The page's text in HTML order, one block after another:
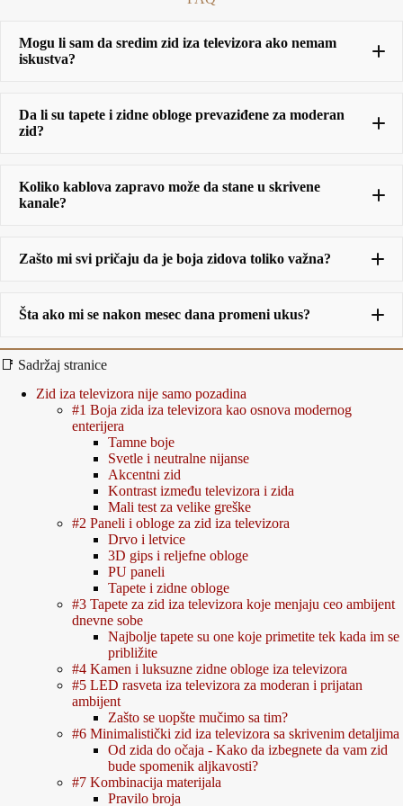
Mogu li sam da sredim zid iza televizora ako nemam
iskustva?
Da li su tapete i zidne obloge prevaziđene za moderan
zid?
Koliko kablova zapravo može da stane u skrivene
kanale?
Zašto mi svi pričaju da je boja zidova toliko važna?
Šta ako mi se nakon mesec dana promeni ukus?
📑 Sadržaj stranice
Zid iza televizora nije samo pozadina
#1 Boja zida iza televizora kao osnova modernog
enterijera
Tamne boje
Svetle i neutralne nijanse
Akcentni zid
Kontrast između televizora i zida
Mali test za velike greške
#2 Paneli i obloge za zid iza televizora
Drvo i letvice
3D gips i reljefne obloge
PU paneli
Tapete i zidne obloge
#3 Tapete za zid iza televizora koje menjaju ceo ambijent
dnevne sobe
Najbolje tapete su one koje primetite tek kada im se
približite
#4 Kamen i luksuzne zidne obloge iza televizora
#5 LED rasveta iza televizora za moderan i prijatan
ambijent
Zašto se uopšte mučimo sa tim?
#6 Minimalistički zid iza televizora sa skrivenim detaljima
Od zida do očaja - Kako da izbegnete da vam zid
bude spomenik aljkavosti?
#7 Kombinacija materijala
Pravilo broja